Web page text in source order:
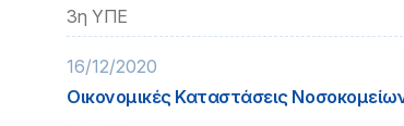
3η ΥΠΕ
16/12/2020
Οικονομικές Καταστάσεις